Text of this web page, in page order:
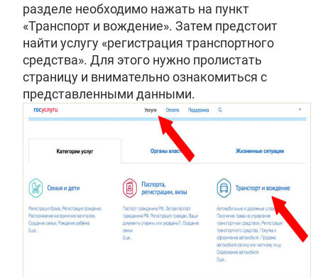
разделе необходимо нажать на пункт
«Транспорт и вождение». Затем предстоит
найти услугу «регистрация транспортного
средства». Для этого нужно пролистать
страницу и внимательно ознакомиться с
представленными данными.